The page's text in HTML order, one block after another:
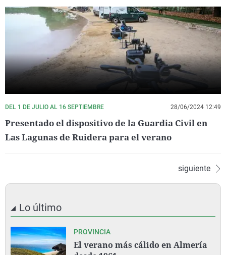
DEL 1 DE JULIO AL 16 SEPTIEMBRE 28/06/2024 12:49
Presentado el dispositivo de la Guardia Civil en
Las Lagunas de Ruidera para el verano
siguiente
Lo último
PROVINCIA
El verano más cálido en Almería